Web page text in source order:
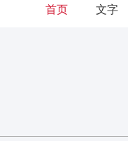
首页 文字